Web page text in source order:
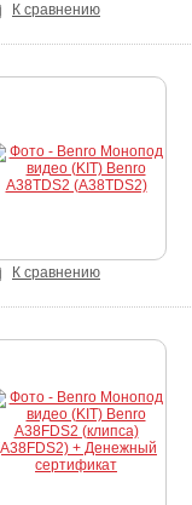
К сравнению
К сравнению
Купить